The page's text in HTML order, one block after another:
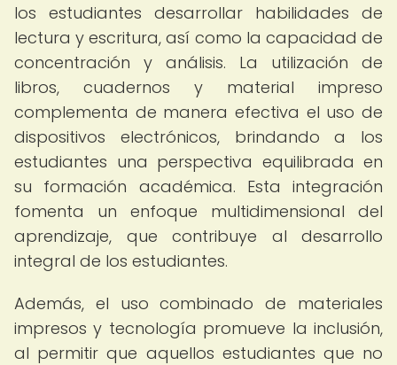
los estudiantes desarrollar habilidades de
lectura y escritura, así como la capacidad de
concentración y análisis. La utilización de
libros, cuadernos y material impreso
complementa de manera efectiva el uso de
dispositivos electrónicos, brindando a los
estudiantes una perspectiva equilibrada en
su formación académica. Esta integración
fomenta un enfoque multidimensional del
aprendizaje, que contribuye al desarrollo
integral de los estudiantes.
Además, el uso combinado de materiales
impresos y tecnología promueve la inclusión,
al permitir que aquellos estudiantes que no